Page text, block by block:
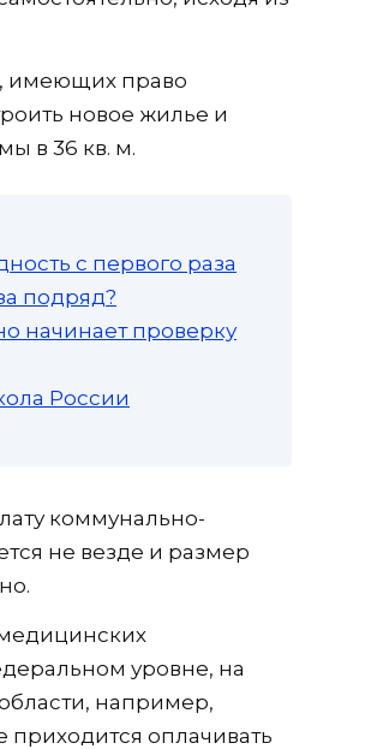
имеющих право
новое жилье и
в 36 кв. м.
с первого раза
подряд?
начинает проверку
России
коммунально-
не везде и размер
уровне, на
например,
приходится оплачивать